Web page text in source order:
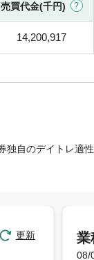
売買代金(千円)
14,200,917
独自のデイトレ適性